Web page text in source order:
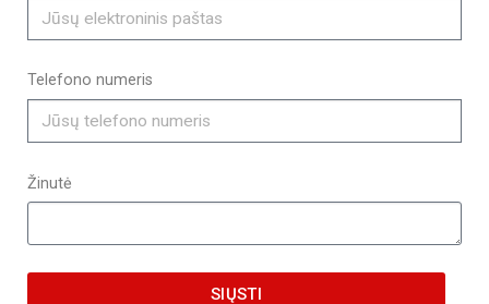
Telefono numeris
Žinutė
SIŲSTI